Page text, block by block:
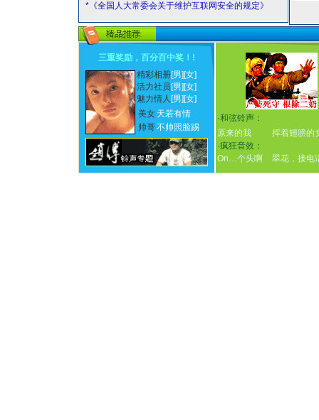
*《全国人大常委会关于维护互联网安全的规定》
三重奖励，百分百中奖！ !
精彩相册[男] [女]
活力社员 [男] [女]
魅力情人 [男] [女]
美女 天若有情
帅哥不帅照脸踢
·和弦铃声：
原来的我
挥着翅膀的
·疯狂音效：
On…个头啊
翠花，接